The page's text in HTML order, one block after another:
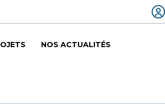
NOS ACTUALITÉS